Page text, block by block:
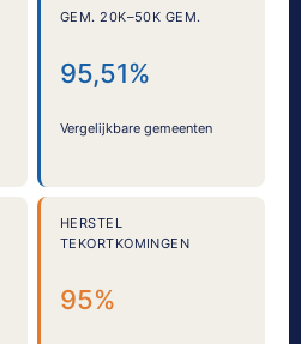
GEM. 20K–50K GEM.
95,51%
Vergelijkbare gemeenten
HERSTEL
TEKORTKOMINGEN
95%